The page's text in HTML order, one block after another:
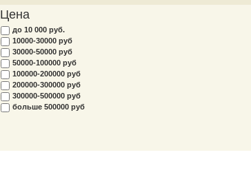
Цена
до 10 000 руб.
10000-30000 руб
30000-50000 руб
50000-100000 руб
100000-200000 руб
200000-300000 руб
300000-500000 руб
больше 500000 руб